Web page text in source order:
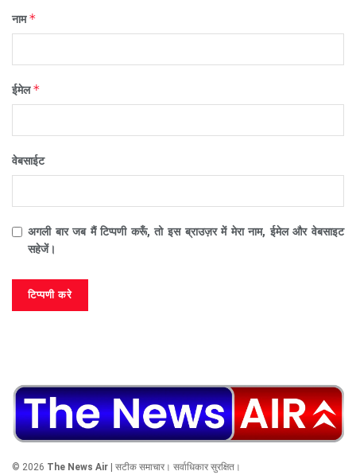
नाम*
ईमेल*
वेबसाईट
अगली बार जब मैं टिप्पणी करूँ, तो इस ब्राउज़र में मेरा नाम, ईमेल और वेबसाइट
सहेजें।
© 2026 The News Air | सटीक समाचार। सर्वाधिकार सुरक्षित।